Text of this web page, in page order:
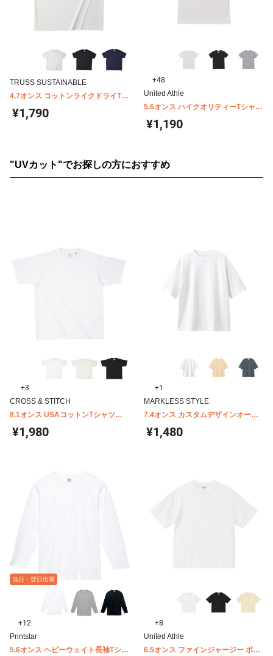
TRUSS SUSTAINABLE
4.7オンス コットンライクドライTシ
ャツ CLD-923
¥1,790
+48
United Athle
5.6オンス ハイクオリティーTシャツ
キッズ United Athle 5001-02
¥1,190
"UVカット"でお探しの方におすすめ
+3
CROSS & STITCH
8.1オンス USAコットンTシャツ
UCS-950
¥1,980
+1
MARKLESS STYLE
7.4オンス カスタムデザインオーガ
ニックコットンTシャツ オーバーサ
イズ TA1-0002
¥1,480
当日・翌日出荷
+12
Printstar
5.6オンス ヘビーウェイト長袖Tシャ
+8
United Athle
6.5オンス ファインジャージー ボッ